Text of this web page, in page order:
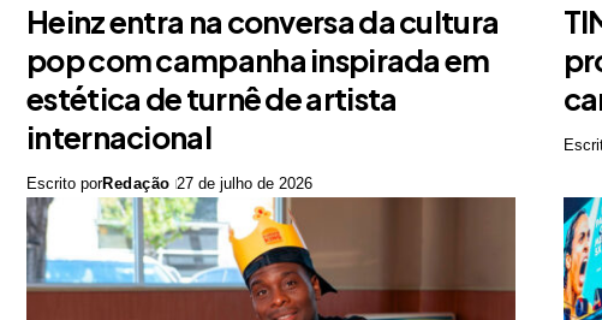
Heinz entra na conversa da cultura
pop com campanha inspirada em
estética de turnê de artista
internacional
Escrito porRedação 27 de julho de 2026